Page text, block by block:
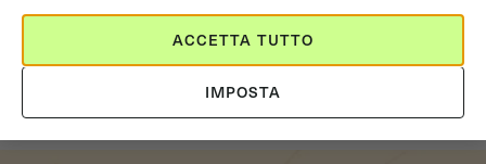
Come firmare con carta d’identità
elettronica: una panoramica
IMPOSTA
ACCETTA TUTTO